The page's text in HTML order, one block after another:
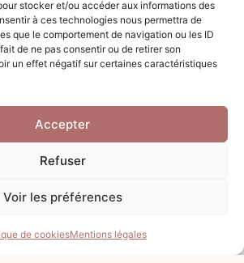
stocker et/ou accéder aux informations des
à ces technologies nous permettra de
que le comportement de navigation ou les ID
de ne pas consentir ou de retirer son
un effet négatif sur certaines caractéristiques
Accepter
Refuser
Voir les préférences
de cookiesMentions légales
Anne
SECRÉTARIAT